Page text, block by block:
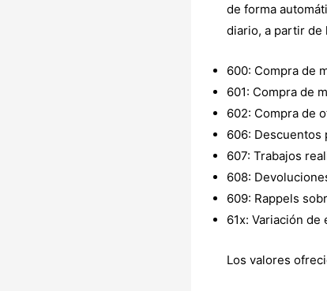
de forma
diario, a partir de
600: Compra de
601: Compra de
602: Compra de
606: Descuentos
607: Trabajos
608:
609: Rappels
61x: Variación
Los valores